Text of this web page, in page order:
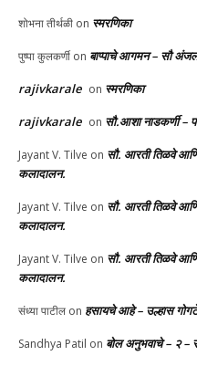
शोभना तीर्थळी on स्मरणिका
पुष्पा कुलकर्णी on बाप्पाचे आगमन – सौ
rajivkarale on स्मरणिका
rajivkarale on सौ.आशा नाडकर्णी –
Jayant V. Tilve on सौ. आरती तिळवे आणि
कलादालन.
Jayant V. Tilve on सौ. आरती तिळवे आणि
कलादालन.
Jayant V. Tilve on सौ. आरती तिळवे आणि
कलादालन.
संध्या पाटील on हसायचे आहे – उल्हास
Sandhya Patil on बोल अनुभवाचे – २ –